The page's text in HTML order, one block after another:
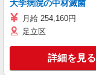
大学病院の中材滅菌
月給 254,160円
足立区
詳細を見る